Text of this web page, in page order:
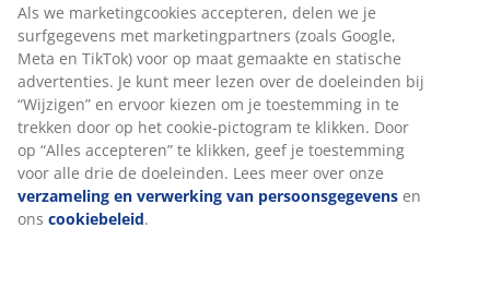
Als we marketingcookies accepteren, delen we je
surfgegevens met marketingpartners (zoals Google,
Meta en TikTok) voor op maat gemaakte en statische
advertenties. Je kunt meer lezen over de doeleinden bij
“Wijzigen” en ervoor kiezen om je toestemming in te
trekken door op het cookie-pictogram te klikken. Door
op “Alles accepteren” te klikken, geef je toestemming
voor alle drie de doeleinden. Lees meer over onze
verzameling en verwerking van persoonsgegevens en
ons cookiebeleid.